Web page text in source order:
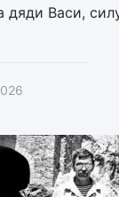
дяди Васи,